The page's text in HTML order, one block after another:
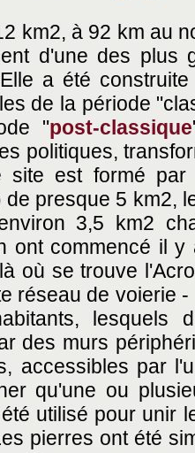
km2, à 92 km au
d'une des plus
a été
de la période
"post-classique
politiques,
site est formé
presque 5 km2,
3,5 km2
ont commencé il
où se trouve
réseau de voierie
lesquels
des murs
accessibles par
qu'une ou
utilisé pour unir
pierres ont été